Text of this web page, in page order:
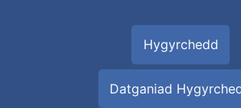
Hygyrchedd
Datganiad